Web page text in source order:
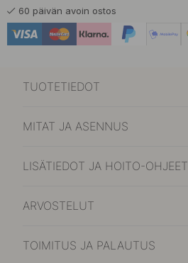
60 päivän avoin ostos
TUOTETIEDOT
MITAT JA ASENNUS
LISÄTIEDOT JA HOITO-OHJEET
ARVOSTELUT
TOIMITUS JA PALAUTUS